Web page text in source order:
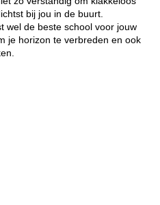
bij jou in de buurt.
wel de beste school voor jouw
je horizon te verbreden en ook